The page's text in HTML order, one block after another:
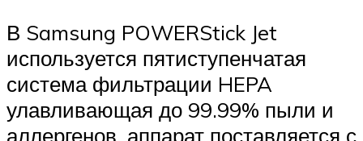
В Samsung POWERStick Jet
используется пятиступенчатая
система фильтрации HEPA
улавливающая до 99.99% пыли и
аллергенов, аппарат поставляется с